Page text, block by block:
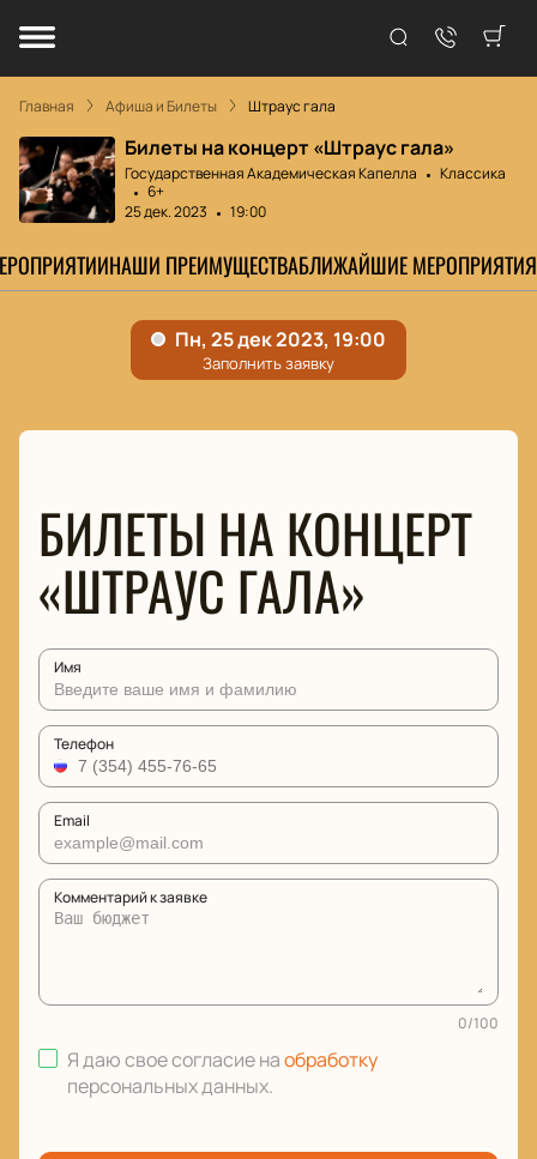
Главная Афиша и Билеты Штраус гала
Билеты на концерт «Штраус гала»
Государственная Академическая Капелла
Классика
6+
25 дек. 2023
19:00
НАШИ ПРЕИМУЩЕСТВАБЛИЖАЙШИЕ МЕРОПРИЯТИЯ
БИЛЕТЫ НА КОНЦЕРТ
«ШТРАУС ГАЛА»
Имя
Телефон
Email
Комментарий к заявке
0/100
Я даю свое согласие наобработку
персональных данных.